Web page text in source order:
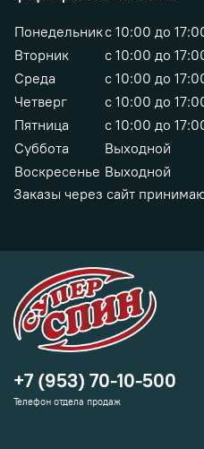
Понедельникс 10:00 до
Вторник
с 10:00 до
Среда
с 10:00 до
Четверг
с 10:00 до
Пятница
с 10:00 до
Суббота
Выходной
Воскресенье Выходной
Заказы через сайт
+7 (953) 70-10-500
Телефон отдела продаж